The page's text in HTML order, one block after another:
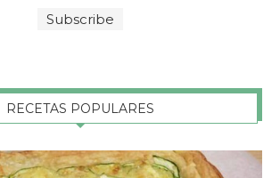
RECETAS POPULARES